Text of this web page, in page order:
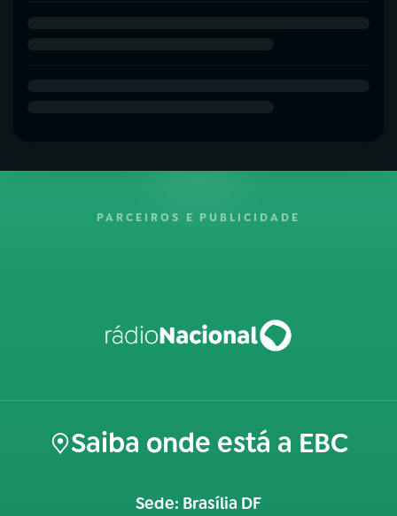
PARCEIROS E PUBLICIDADE
Saiba onde está a EBC
Sede: Brasília DF